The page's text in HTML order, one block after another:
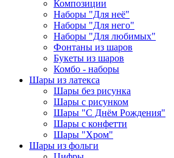
Композиции
Наборы "Для неё"
Наборы "Для него"
Наборы "Для любимых"
Фонтаны из шаров
Букеты из шаров
Комбо - наборы
Шары из латекса
Шары без рисунка
Шары с рисунком
Шары "С Днём Рождения"
Шары с конфетти
Шары "Хром"
Шары из фольги